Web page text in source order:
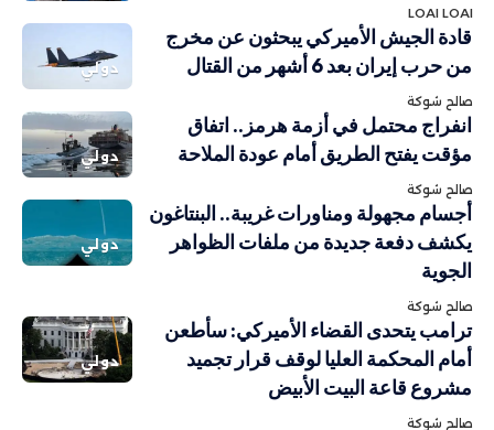
LOAI LOAI
دولي
قادة الجيش الأميركي يبحثون عن مخرج
من حرب إيران بعد 6 أشهر من القتال
صالح شوكة
دولي
انفراج محتمل في أزمة هرمز.. اتفاق
مؤقت يفتح الطريق أمام عودة الملاحة
صالح شوكة
دولي
أجسام مجهولة ومناورات غريبة.. البنتاغون
يكشف دفعة جديدة من ملفات الظواهر
الجوية
صالح شوكة
دولي
ترامب يتحدى القضاء الأميركي: سأطعن
أمام المحكمة العليا لوقف قرار تجميد
مشروع قاعة البيت الأبيض
صالح شوكة